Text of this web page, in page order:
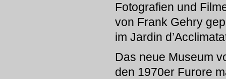
Fotografien und
von Frank Gehry
im Jardin
Das neue Museum
den 1970er Furore